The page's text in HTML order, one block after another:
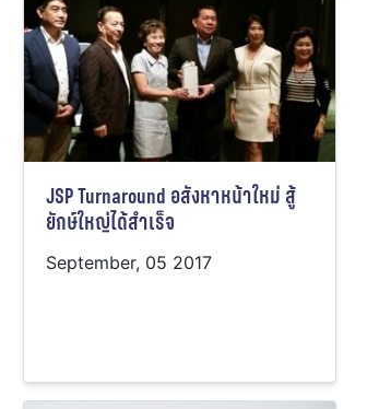
JSP Turnaround อสังหาหน้าใหม่ สู้
ยักษ์ใหญ่ได้สำเร็จ
September, 05 2017